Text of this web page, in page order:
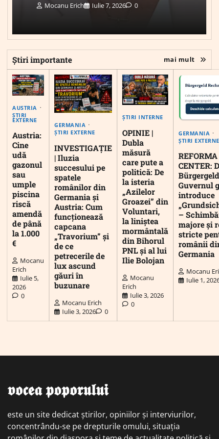
Mocanu Erich Iulie 7, 2026 0
Știri importante mai mult
AUSTRIA
ȘTIRI
EXTERNE
Austria:
Cine
udă
gazonul
sau
umple
piscina
riscă
amendă
de până
la 1.000
€
Mocanu
Erich
Iulie 5,
2026
0
GERMANIA
ȘTIRI EXTERNE
INVESTIGAȚIE
| Iluzia
succesului pe
spatele
românilor din
Germania și
Austria: Cum
funcționează
capcana
„Travorium” și
de ce
petrecerile de
lux ascund
găuri în
buzunare
Mocanu Erich
Iulie 3, 2026
0
ȘTIRI INTERNE
OPINIE |
Dubla
măsură
care pute a
politică: De
la isteria
„Azilelor
Groazei” din
Voluntari,
la liniștea
mormântală
din Bihorul
PNL și al lui
Ilie Bolojan
Mocanu
Erich
Iulie 3, 2026
0
GERMANIA
ȘTIRI EXTERNE
CENTER:
Guvernul
introduce
–
majore și
stricte
românii
Germania
Mocanu
Iulie 1,
𝖛𝖔𝖈𝖊𝖆 𝖕𝖔𝖕𝖔𝖗𝖚𝖑𝖚𝖎
este un site dedicat știrilor, opiniilor și interviurilor,
concentrându-se pe drepturile omului, situația